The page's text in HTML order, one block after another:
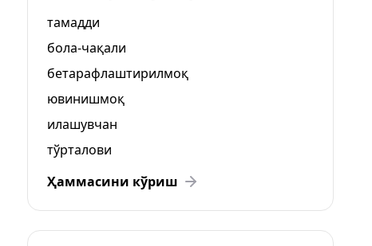
тамадди
бола-чақали
бетарафлаштирилмоқ
ювинишмоқ
илашувчан
тўрталови
Ҳаммасини кўриш